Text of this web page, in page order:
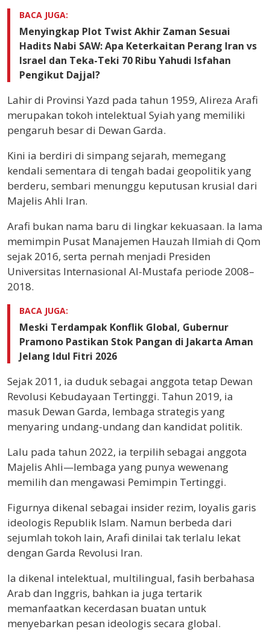
BACA JUGA:
Menyingkap Plot Twist Akhir Zaman Sesuai
Hadits Nabi SAW: Apa Keterkaitan Perang Iran vs
Israel dan Teka-Teki 70 Ribu Yahudi Isfahan
Pengikut Dajjal?
Lahir di Provinsi Yazd pada tahun 1959, Alireza Arafi
merupakan tokoh intelektual Syiah yang memiliki
pengaruh besar di Dewan Garda.
Kini ia berdiri di simpang sejarah, memegang
kendali sementara di tengah badai geopolitik yang
berderu, sembari menunggu keputusan krusial dari
Majelis Ahli Iran.
Arafi bukan nama baru di lingkar kekuasaan. Ia lama
memimpin Pusat Manajemen Hauzah Ilmiah di Qom
sejak 2016, serta pernah menjadi Presiden
Universitas Internasional Al-Mustafa periode 2008–
2018.
BACA JUGA:
Meski Terdampak Konflik Global, Gubernur
Pramono Pastikan Stok Pangan di Jakarta Aman
Jelang Idul Fitri 2026
Sejak 2011, ia duduk sebagai anggota tetap Dewan
Revolusi Kebudayaan Tertinggi. Tahun 2019, ia
masuk Dewan Garda, lembaga strategis yang
menyaring undang-undang dan kandidat politik.
Lalu pada tahun 2022, ia terpilih sebagai anggota
Majelis Ahli—lembaga yang punya wewenang
memilih dan mengawasi Pemimpin Tertinggi.
Figurnya dikenal sebagai insider rezim, loyalis garis
ideologis Republik Islam. Namun berbeda dari
sejumlah tokoh lain, Arafi dinilai tak terlalu lekat
dengan Garda Revolusi Iran.
Ia dikenal intelektual, multilingual, fasih berbahasa
Arab dan Inggris, bahkan ia juga tertarik
memanfaatkan kecerdasan buatan untuk
menyebarkan pesan ideologis secara global.